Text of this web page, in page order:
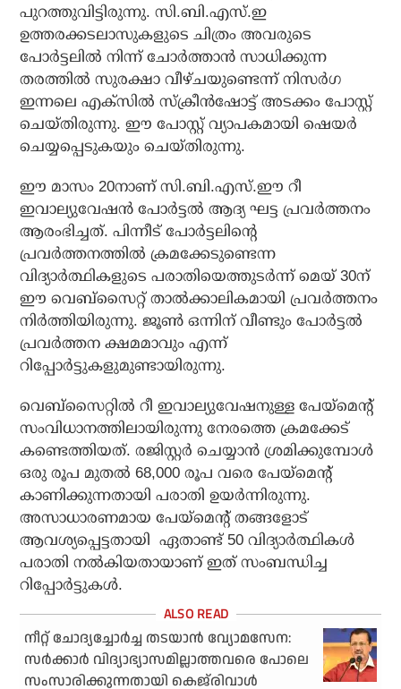
പുറത്തുവിട്ടിരുന്നു. സി.ബി.എസ്.ഇ
ഉത്തരക്കടലാസുകളുടെ ചിത്രം അവരുടെ
പോര്‍ട്ടലില്‍ നിന്ന് ചോര്‍ത്താന്‍ സാധിക്കുന്ന
തരത്തില്‍ സുരക്ഷാ വീഴ്ചയുണ്ടെന്ന് നിസര്‍ഗ
ഇന്നലെ എക്‌സില്‍ സ്‌ക്രീന്‍ഷോട്ട് അടക്കം പോസ്റ്റ്
ചെയ്തിരുന്നു. ഈ പോസ്റ്റ് വ്യാപകമായി ഷെയര്‍
ചെയ്യപ്പെടുകയും ചെയ്തിരുന്നു.
ഈ മാസം 20നാണ് സി.ബി.എസ്.ഈ റീ
ഇവാല്യുവേഷന്‍ പോര്‍ട്ടല്‍ ആദ്യ ഘട്ട പ്രവര്‍ത്തനം
ആരംഭിച്ചത്. പിന്നീട് പോര്‍ട്ടലിന്റെ
പ്രവര്‍ത്തനത്തില്‍ ക്രമക്കേടുണ്ടെന്ന
വിദ്യാര്‍ത്ഥികളുടെ പരാതിയെത്തുടര്‍ന്ന് മെയ് 30ന്
ഈ വെബ്‌സൈറ്റ് താല്‍ക്കാലികമായി പ്രവര്‍ത്തനം
നിര്‍ത്തിയിരുന്നു. ജൂണ്‍ ഒന്നിന് വീണ്ടും പോര്‍ട്ടല്‍
പ്രവര്‍ത്തന ക്ഷമമാവും എന്ന്
റിപ്പോര്‍ട്ടുകളുമുണ്ടായിരുന്നു.
വെബ്‌സൈറ്റില്‍ റീ ഇവാല്യുവേഷനുള്ള പേയ്‌മെന്റ്
സംവിധാനത്തിലായിരുന്നു നേരത്തെ ക്രമക്കേട്
കണ്ടെത്തിയത്. രജിസ്റ്റര്‍ ചെയ്യാന്‍ ശ്രമിക്കുമ്പോള്‍
ഒരു രൂപ മുതല്‍ 68,000 രൂപ വരെ പേയ്‌മെന്റ്
കാണിക്കുന്നതായി പരാതി ഉയര്‍ന്നിരുന്നു.
അസാധാരണമായ പേയ്‌മെന്റ് തങ്ങളോട്
ആവശ്യപ്പെട്ടതായി ഏതാണ്ട് 50 വിദ്യാര്‍ത്ഥികള്‍
പരാതി നല്‍കിയതായാണ് ഇത് സംബന്ധിച്ച
റിപ്പോര്‍ട്ടുകള്‍.
നീറ്റ് ചോദ്യച്ചോര്‍ച്ച തടയാന്‍ വ്യോമസേന:
സര്‍ക്കാര്‍ വിദ്യാഭ്യാസമില്ലാത്തവരെ പോലെ
സംസാരിക്കുന്നതായി കെജ്‌രിവാള്‍